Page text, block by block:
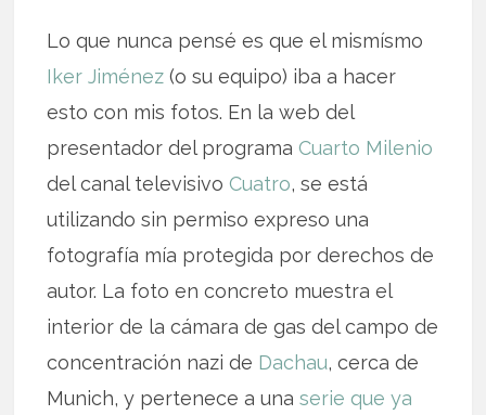
Lo que nunca pensé es que el mismísmo
Iker Jiménez (o su equipo) iba a hacer
esto con mis fotos. En la web del
presentador del programaCuarto Milenio
del canal televisivoCuatro, se está
utilizando sin permiso expreso una
fotografía mía protegida por derechos de
autor. La foto en concreto muestra el
interior de la cámara de gas del campo de
concentración nazi de Dachau, cerca de
Munich, y pertenece a unaserie que ya